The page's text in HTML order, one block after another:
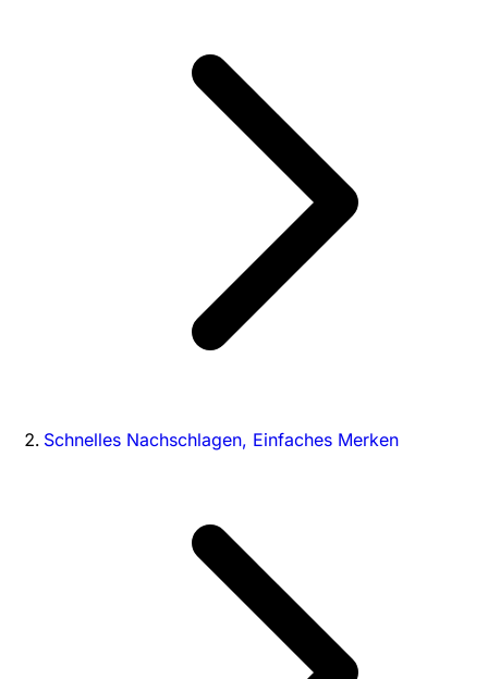
Schnelles Nachschlagen, Einfaches Merken